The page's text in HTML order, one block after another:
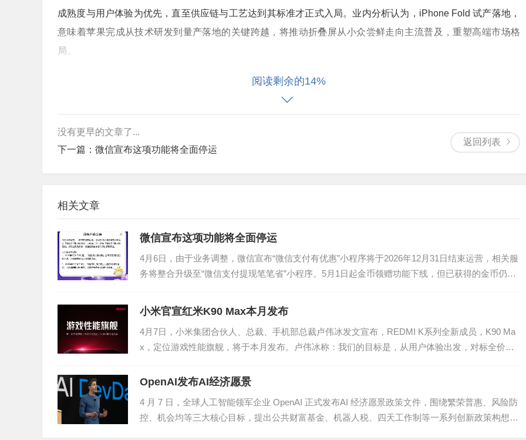
成熟度与用户体验为优先，直至供应链与工艺达到其标准才正式入局。业内分析认为，iPhone Fold 试产落地，
意味着苹果完成从技术研发到量产落地的关键跨越，将推动折叠屏从小众尝鲜走向主流普及，重塑高端市场格
局。
供应链观察人士指出，折叠屏量产仍面临良率爬坡、零部件供应稳定性等挑战，苹果或根据试产数据微调节奏。
但试产启动本身已释放明确信号：苹果正式进军折叠屏赛道，以其品牌力与生态优势，有望带动整机设计、屏
幕、铰链、散热等产业链升级。
随着试产推进，更多产品细节将逐步曝光。对于消费者与行业而言，苹果入场不仅带来一款新品，更将重新定义
阅读剩余的14%
返回列表
没有更早的文章了...
下一篇： 微信宣布这项功能将全面停运
相关文章
微信宣布这项功能将全面停运
4月6日，由于业务调整，微信宣布“微信支付有优惠”小程序将于2026年12月31日结束运营，相关服
务将整合升级至“微信支付提现笔笔省”小程序。5月1日起金币领赠功能下线，但已获得的金币仍可
小米官宣红米K90 Max本月发布
4月7日，小米集团合伙人、总裁、手机部总裁卢伟冰发文宣布，REDMI K系列全新成员，K90 Ma
x，定位游戏性能旗舰，将于本月发布。卢伟冰称：我们的目标是，从用户体验出发，对标全价位
OpenAI发布AI经济愿景
4 月 7 日，全球人工智能领军企业 OpenAI 正式发布AI 经济愿景政策文件，围绕繁荣普惠、风险防
控、机会均等三大核心目标，提出公共财富基金、机器人税、四天工作制等一系列创新政策构想，